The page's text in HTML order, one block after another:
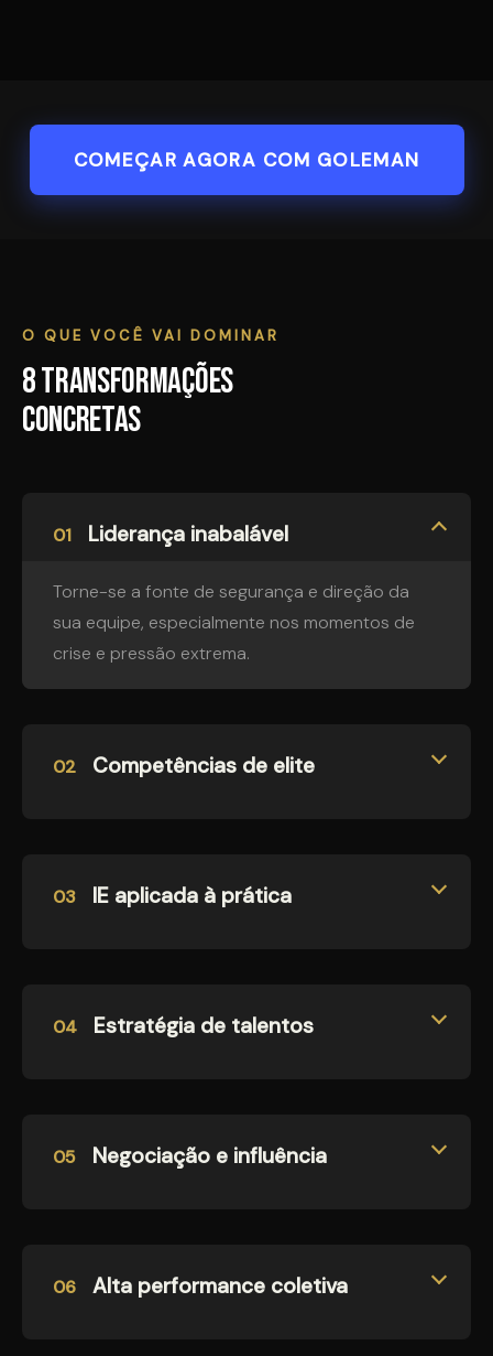
COMEÇAR AGORA COM GOLEMAN
O QUE VOCÊ VAI DOMINAR
8 transformações
concretas
01 Liderança inabalável
Torne-se a fonte de segurança e direção da
sua equipe, especialmente nos momentos de
crise e pressão extrema.
02 Competências de elite
03 lE aplicada à prática
04 Estratégia de talentos
05 Negociação e influência
06 Alta performance coletiva